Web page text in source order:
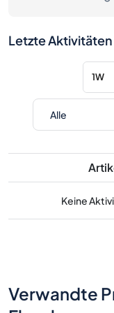
Letzte Aktivitäten
1W
Keine
Verwandte